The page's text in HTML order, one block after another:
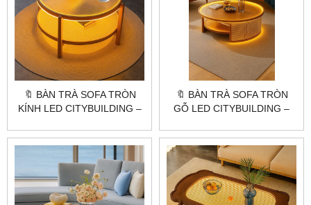
🔖 BÀN TRÀ SOFA TRÒN
KÍNH LED CITYBUILDING –
PHONG CÁCH HÀN QUỐC
🔖 BÀN TRÀ SOFA TRÒN
GỖ LED CITYBUILDING –
KHÔNG GIAN SỐNG HIỆN
ĐẠI